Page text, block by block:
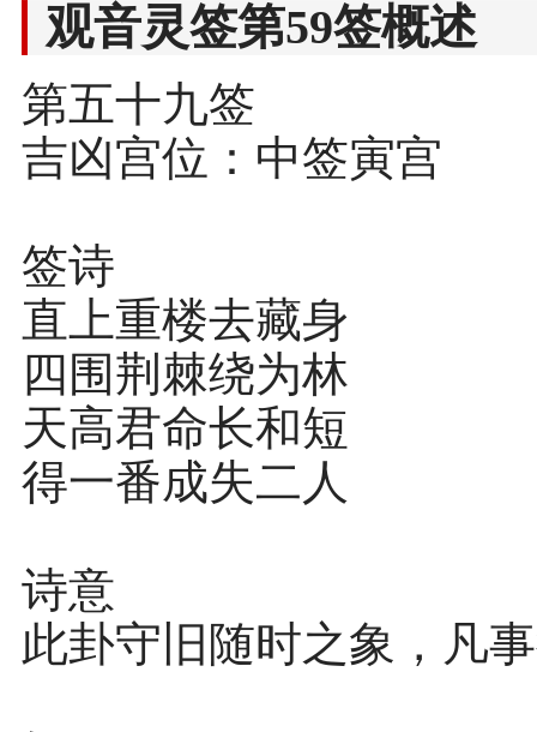
观音灵签第59签概述
第五十九签
吉凶宫位：中签寅宫
签诗
直上重楼去藏身
四围荆棘绕为林
天高君命长和短
得一番成失二人
诗意
此卦守旧随时之象，凡